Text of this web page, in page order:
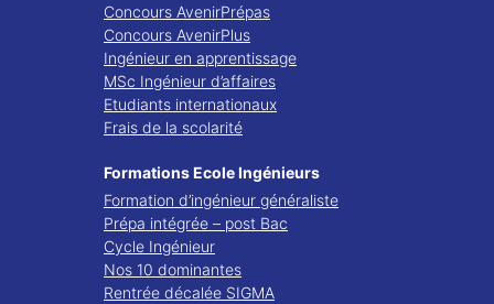
Concours AvenirPrépas
Concours AvenirPlus
Ingénieur en apprentissage
MSc Ingénieur d’affaires
Etudiants internationaux
Frais de la scolarité
Formations Ecole Ingénieurs
Formation d’ingénieur généraliste
Prépa intégrée – post Bac
Cycle Ingénieur
Nos 10 dominantes
Rentrée décalée SIGMA